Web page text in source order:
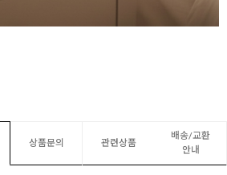
상품문의 관련상품
배송/교환
안내